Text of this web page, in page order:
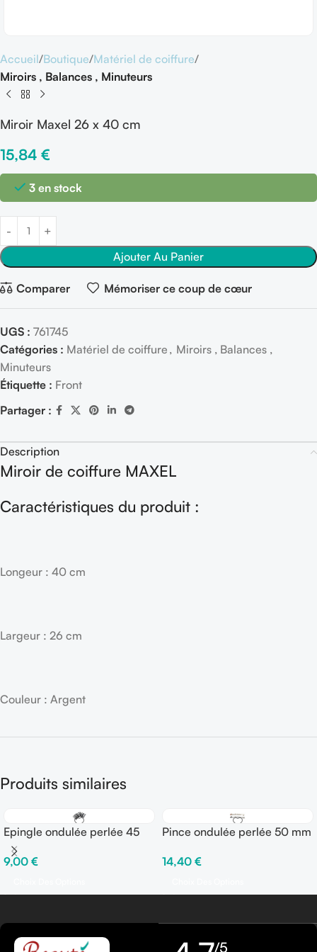
Accueil Boutique Matériel de coiffure
Miroirs , Balances , Minuteurs
Miroir Maxel 26 x 40 cm
15,84 €
3 en stock
Ajouter Au Panier
Comparer Mémoriser ce coup de cœur
UGS : 761745
Catégories : Matériel de coiffure , Miroirs , Balances ,
Minuteurs
Étiquette : Front
Partager :
Description
Miroir de coiffure MAXEL
Caractéristiques du produit :
Longeur : 40 cm
Largeur : 26 cm
Couleur : Argent
Produits similaires
Epingle ondulée perlée 45
mm – Boîte de 250 gr
9,00 €
Pince ondulée perlée 50 mm
14,40 €
/5